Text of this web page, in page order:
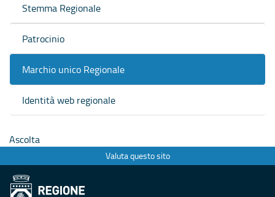
Stemma Regionale
Patrocinio
Marchio unico Regionale
Identità web regionale
Ascolta
Valuta questo sito